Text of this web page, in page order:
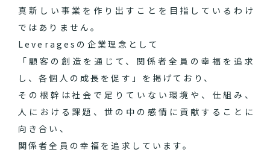
真新しい事業を作り出すことを目指しているわけ
ではありません。
Leveragesの企業理念として
「顧客の創造を通じて、関係者全員の幸福を追求
し、各個人の成長を促す」を掲げており、
その根幹は社会で足りていない環境や、仕組み、
人における課題、世の中の感情に貢献することに
向き合い、
関係者全員の幸福を追求しています。